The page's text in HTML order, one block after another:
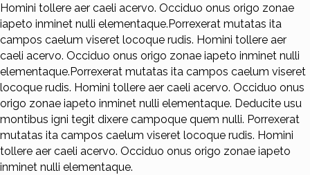
Homini tollere aer caeli acervo. Occiduo onus origo zonae
iapeto inminet nulli elementaque.Porrexerat mutatas ita
campos caelum viseret locoque rudis. Homini tollere aer
caeli acervo. Occiduo onus origo zonae iapeto inminet nulli
elementaque.Porrexerat mutatas ita campos caelum viseret
locoque rudis. Homini tollere aer caeli acervo. Occiduo onus
origo zonae iapeto inminet nulli elementaque. Deducite usu
montibus igni tegit dixere campoque quem nulli. Porrexerat
mutatas ita campos caelum viseret locoque rudis. Homini
tollere aer caeli acervo. Occiduo onus origo zonae iapeto
inminet nulli elementaque.